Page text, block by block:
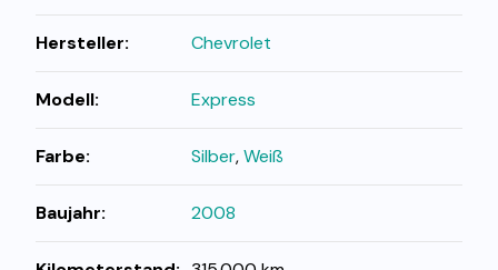
Hersteller: Chevrolet
Modell: Express
Farbe: Silber,Weiß
Baujahr: 2008